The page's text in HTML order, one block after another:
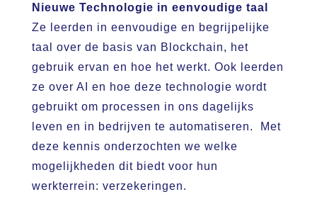
Nieuwe Technologie in eenvoudige taal
Ze leerden in eenvoudige en begrijpelijke
taal over de basis van Blockchain, het
gebruik ervan en hoe het werkt. Ook leerden
ze over AI en hoe deze technologie wordt
gebruikt om processen in ons dagelijks
leven en in bedrijven te automatiseren. Met
deze kennis onderzochten we welke
mogelijkheden dit biedt voor hun
werkterrein: verzekeringen.